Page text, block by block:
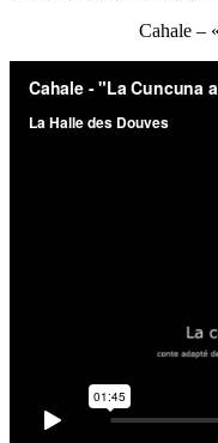
Cahale –